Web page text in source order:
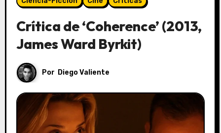
Crítica de ‘Coherence’ (2013,
James Ward Byrkit)
Por Diego Valiente